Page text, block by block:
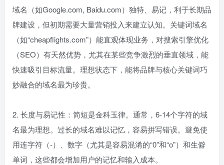
域名（如Google.com, Baidu.com）独特、易记，利于长期品
牌建设，但初期需要大量营销投入来建立认知。关键词域名
（如“cheapflights.com”）能直观体现业务，对搜索引擎优化
（SEO）有天然优势，尤其在某些竞争激烈的垂直领域，能
快速吸引目标流量。理想状态下，能将品牌与核心关键词巧
妙融合的域名最为珍贵。
2. 长度与易记性：简短是金科玉律。通常，6-14个字符的域
名最为理想。过长的域名难以记忆，容易拼写错误。避免使
用连字符（-）、数字（尤其是容易混淆的“0”和“o”）和生僻
单词，这些都会增加用户的记忆和输入成本。